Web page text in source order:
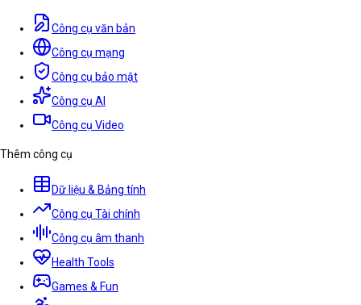
Công cụ văn bản
Công cụ mạng
Công cụ bảo mật
Công cụ AI
Công cụ Video
Thêm công cụ
Dữ liệu & Bảng tính
Công cụ Tài chính
Công cụ âm thanh
Health Tools
Games & Fun